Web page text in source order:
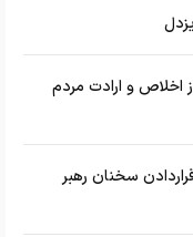
اخلاص و ارادت مردم
سخنان رهبر